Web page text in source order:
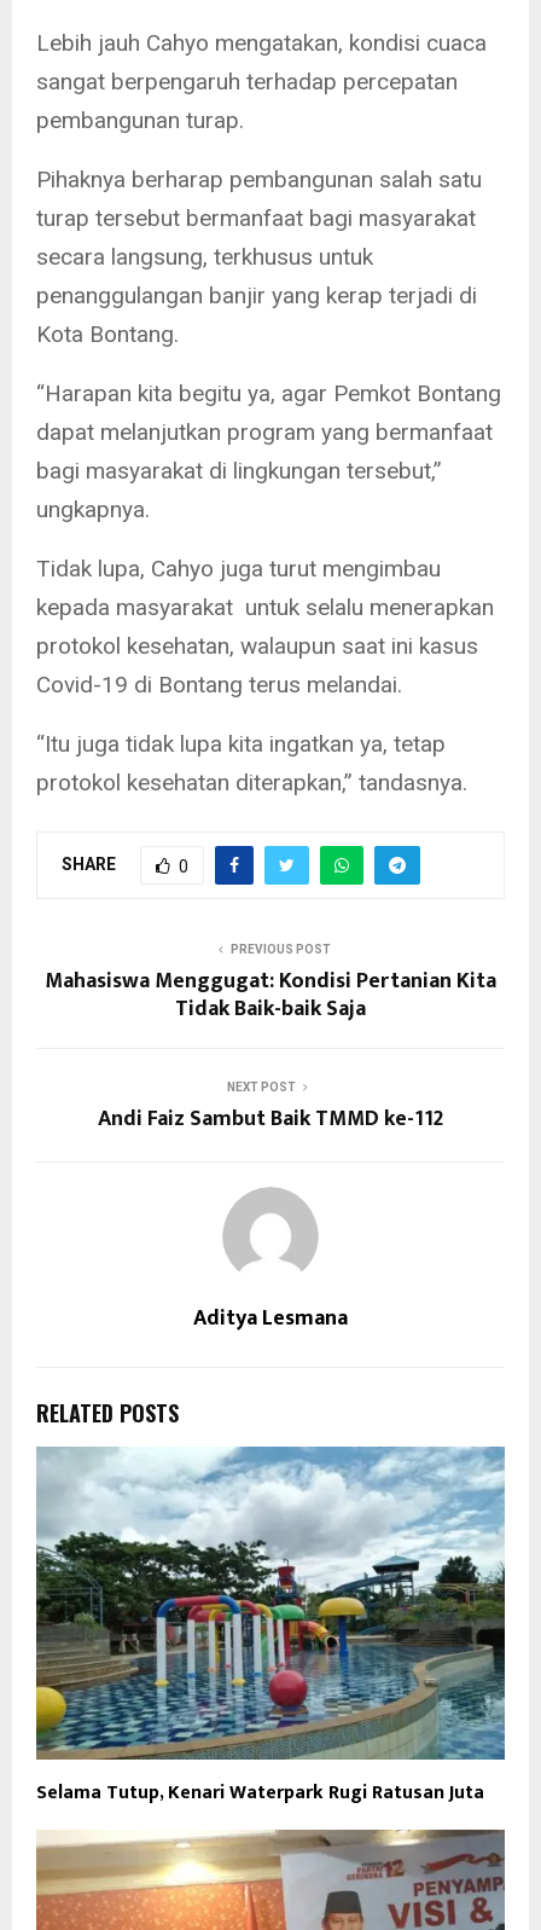
Lebih jauh Cahyo mengatakan, kondisi cuaca
sangat berpengaruh terhadap percepatan
pembangunan turap.
Pihaknya berharap pembangunan salah satu
turap tersebut bermanfaat bagi masyarakat
secara langsung, terkhusus untuk
penanggulangan banjir yang kerap terjadi di
Kota Bontang.
“Harapan kita begitu ya, agar Pemkot Bontang
dapat melanjutkan program yang bermanfaat
bagi masyarakat di lingkungan tersebut,”
ungkapnya.
Tidak lupa, Cahyo juga turut mengimbau
kepada masyarakat untuk selalu menerapkan
protokol kesehatan, walaupun saat ini kasus
Covid-19 di Bontang terus melandai.
“Itu juga tidak lupa kita ingatkan ya, tetap
protokol kesehatan diterapkan,” tandasnya.
SHARE 0
PREVIOUS POST
Mahasiswa Menggugat: Kondisi Pertanian Kita
Tidak Baik-baik Saja
NEXT POST
Andi Faiz Sambut Baik TMMD ke-112
Aditya Lesmana
RELATED POSTS
Selama Tutup, Kenari Waterpark Rugi Ratusan Juta